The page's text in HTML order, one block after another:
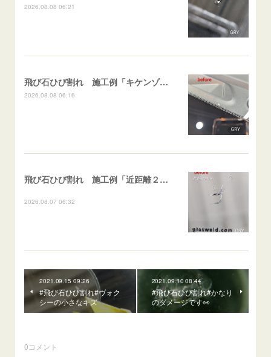
2026.08.08 06:21
飛び石ひび割れ 施工例「キケンゾーン範囲・ストレートブレイク」フェアレディＺ
2026.08.08 06:16
飛び石ひび割れ 施工例「近距離２箇所・パーシャル系+ストレート系」CX-8
2026.08.07 06:32
2021.09.15 09:26
#飛び石ひび割れ#ヴォク
シーの小さなキズ
2021.09.10 08:44
#飛び石ひび割れ#かなり
のダメージです👀
0コメント